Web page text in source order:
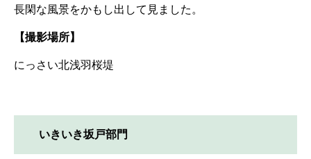
長閑な風景をかもし出して見ました。
【撮影場所】
にっさい北浅羽桜堤
いきいき坂戸部門